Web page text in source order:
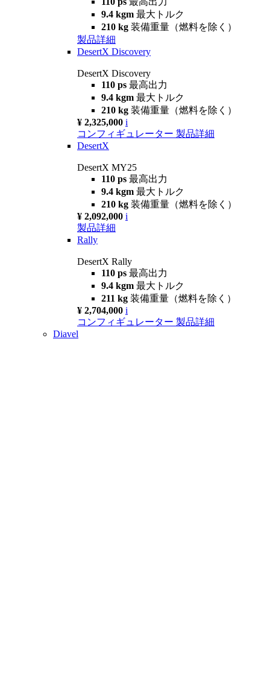
9.4 kgm 最大トルク
210 kg 装備重量（燃料を除く）
製品詳細
DesertX Discovery
DesertX Discovery
110 ps 最高出力
9.4 kgm 最大トルク
210 kg 装備重量（燃料を除く）
¥ 2,325,000 i
コンフィギュレーター 製品詳細
DesertX
DesertX MY25
110 ps 最高出力
9.4 kgm 最大トルク
210 kg 装備重量（燃料を除く）
¥ 2,092,000 i
製品詳細
Rally
DesertX Rally
110 ps 最高出力
9.4 kgm 最大トルク
211 kg 装備重量（燃料を除く）
¥ 2,704,000 i
コンフィギュレーター 製品詳細
Diavel